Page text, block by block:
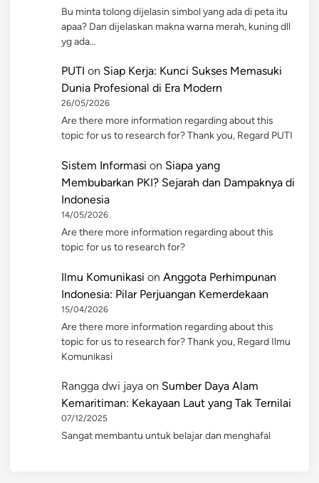
Bu minta tolong dijelasin simbol yang ada di peta itu
apaa? Dan dijelaskan makna warna merah, kuning dll
yg ada…
PUTI on Siap Kerja: Kunci Sukses Memasuki
Dunia Profesional di Era Modern
26/05/2026
Are there more information regarding about this
topic for us to research for? Thank you, Regard PUTI
Sistem Informasi on Siapa yang
Membubarkan PKI? Sejarah dan Dampaknya di
Indonesia
14/05/2026
Are there more information regarding about this
topic for us to research for?
Ilmu Komunikasi on Anggota Perhimpunan
Indonesia: Pilar Perjuangan Kemerdekaan
15/04/2026
Are there more information regarding about this
topic for us to research for? Thank you, Regard Ilmu
Komunikasi
Rangga dwi jaya on Sumber Daya Alam
Kemaritiman: Kekayaan Laut yang Tak Ternilai
07/12/2025
Sangat membantu untuk belajar dan menghafal